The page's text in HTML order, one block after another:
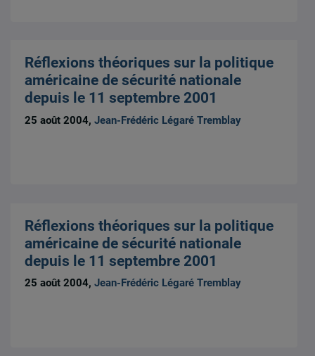
Réflexions théoriques sur la politique
américaine de sécurité nationale
depuis le 11 septembre 2001
25 août 2004,Jean-Frédéric Légaré Tremblay
Réflexions théoriques sur la politique
américaine de sécurité nationale
depuis le 11 septembre 2001
25 août 2004,Jean-Frédéric Légaré Tremblay